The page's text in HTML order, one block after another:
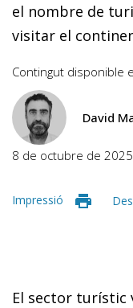
el nombre de
visitar el
Contingut disponible
David
8 de octubre de 2025
Impressió
El sector turístic